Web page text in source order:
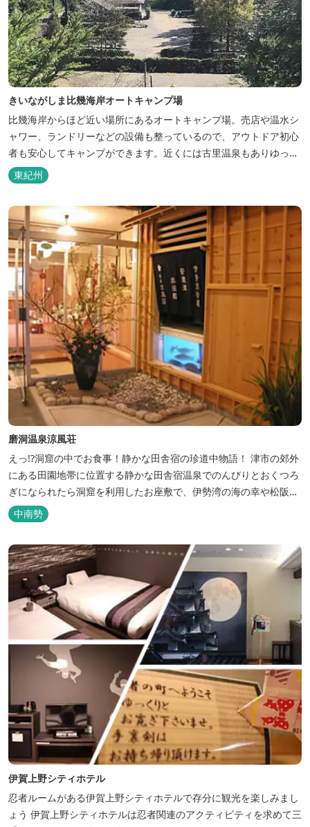
きいながしま比幾海岸オートキャンプ場
比幾海岸からほど近い場所にあるオートキャンプ場。売店や温水シ
ャワー、ランドリーなどの設備も整っているので、アウトドア初心
者も安心してキャンプができます。近くには古里温泉もありゆっく
りのんびり過ごしたい方に最高！
東紀州
磨洞温泉涼風荘
えっ!?洞窟の中でお食事！静かな田舎宿の珍道中物語！ 津市の郊外
にある田園地帯に位置する静かな田舎宿温泉でのんびりとおくつろ
ぎになられたら洞窟を利用したお座敷で、伊勢湾の海の幸や松阪肉
を山海賊焼きをお召し上がりいただけます。年中20度前後の天然空
調、お客様を不思議な空間にご案内！ ご宴会には、大広間で和食会
席、日帰り入浴＆お食事ＯＫ。 温泉は、津に来て津の湯をお楽しみ
いただけます。「白...
中南勢
伊賀上野シティホテル
忍者ルームがある伊賀上野シティホテルで存分に観光を楽しみまし
ょう 伊賀上野シティホテルは忍者関連のアクティビティを求めて三